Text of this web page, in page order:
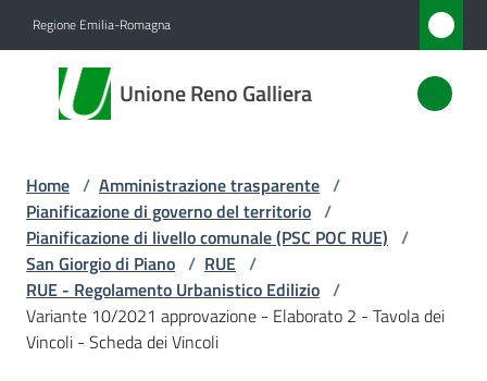
Regione Emilia-Romagna
Unione Reno Galliera
Unione
Reno
Amministrazione
Menu selezionato
Novità
Servizi
Home / Amministrazione trasparente /
Pianificazione di governo del territorio /
Pianificazione di livello comunale (PSC POC RUE) /
San Giorgio di Piano / RUE /
RUE - Regolamento Urbanistico Edilizio /
Variante 10/2021 approvazione - Elaborato 2 - Tavola dei
Vincoli - Scheda dei Vincoli